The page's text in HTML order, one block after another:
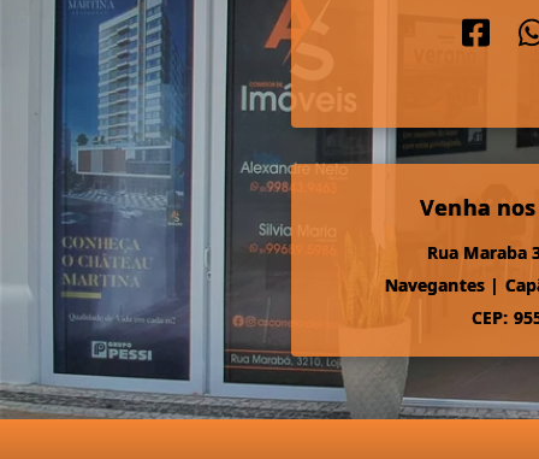
Venha
Rua Maraba
Navegantes |
CEP: